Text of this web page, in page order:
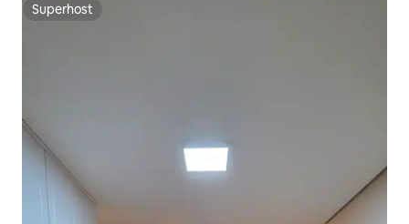
Superhost
Superhost